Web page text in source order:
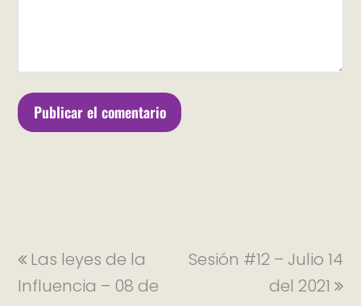
Las leyes de la
Influencia – 08 de
Sesión #12 – Julio 14
del 2021